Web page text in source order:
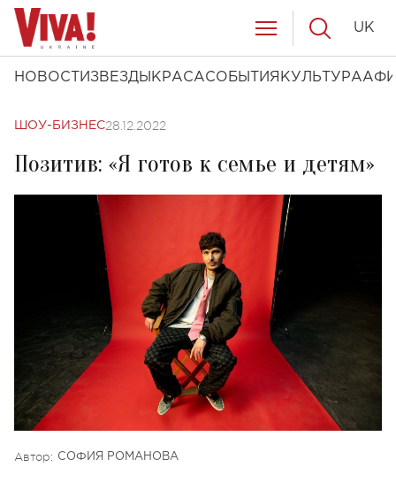
НОВОСТИ ЗВЕЗДЫ КРАСАСОБЫТИЯ КУЛЬТУРА
UK
ШОУ-БИЗНЕС28.12.2022
Позитив: «Я готов к семье и детям»
Автор: СОФИЯ РОМАНОВА